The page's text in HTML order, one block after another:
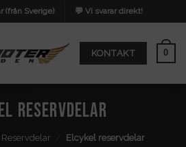
(från Sverige) 💬 Vi svarar direkt!
KONTAKT 0
reservdelar
Elcykel reservdelar